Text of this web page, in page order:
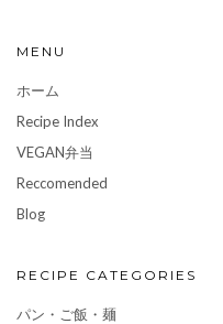
MENU
ホーム
Recipe Index
VEGAN弁当
Reccomended
Blog
RECIPE CATEGORIES
パン・ご飯・麺